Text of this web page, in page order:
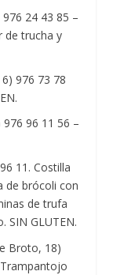
24 43 85 –
de trucha y
976 73 78
96 11 56 –
11. Costilla
de brócoli con
de trufa
SIN GLUTEN.
Broto, 18)